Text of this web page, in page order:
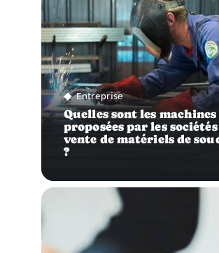
Entreprise
Quelles sont les machines
proposées par les sociétés
vente de matériels de
?